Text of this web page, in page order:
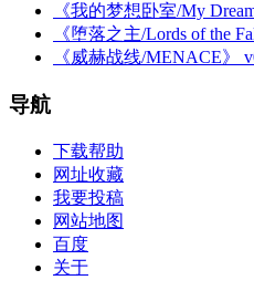
《我的梦想卧室/My
《堕落之主/Lords of the
《威赫战线/MENACE》
导航
下载帮助
网址收藏
我要投稿
网站地图
百度
关于